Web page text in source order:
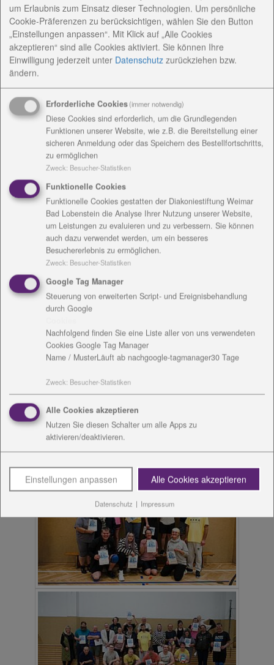
um Erlaubnis zum Einsatz dieser Technologien. Um persönliche
Cookie-Präferenzen zu berücksichtigen, wählen Sie den Button
„Einstellungen anpassen“. Mit Klick auf „Alle Cookies
akzeptieren“ sind alle Cookies aktiviert. Sie können Ihre
Einwilligung jederzeit unter Datenschutz zurückziehen bzw.
ändern.
Erforderliche Cookies(immer notwendig)
Diese Cookies sind erforderlich, um die Grundlegenden
Funktionen unserer Website, wie z.B. die Bereitstellung einer
sicheren Anmeldung oder das Speichern des Bestellfortschritts,
zu ermöglichen
Zweck: Besucher-Statistiken
Funktionelle Cookies
Funktionelle Cookies gestatten der Diakoniestiftung Weimar
Bad Lobenstein die Analyse Ihrer Nutzung unserer Website,
um Leistungen zu evaluieren und zu verbessern. Sie können
auch dazu verwendet werden, um ein besseres
Besuchererlebnis zu ermöglichen.
Zweck: Besucher-Statistiken
Google Tag Manager
Steuerung von erweiterten Script- und Ereignisbehandlung
durch Google
Nachfolgend finden Sie eine Liste aller von uns verwendeten
Cookies Google Tag Manager
Name / MusterLäuft ab nachgoogle-tagmanager30 Tage
Zweck: Besucher-Statistiken
Alle Cookies akzeptieren
Nutzen Sie diesen Schalter um alle Apps zu
aktivieren/deaktivieren.
Einstellungen anpassen Alle Cookies akzeptieren
Datenschutz | Impressum